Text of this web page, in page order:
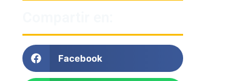
Facebook